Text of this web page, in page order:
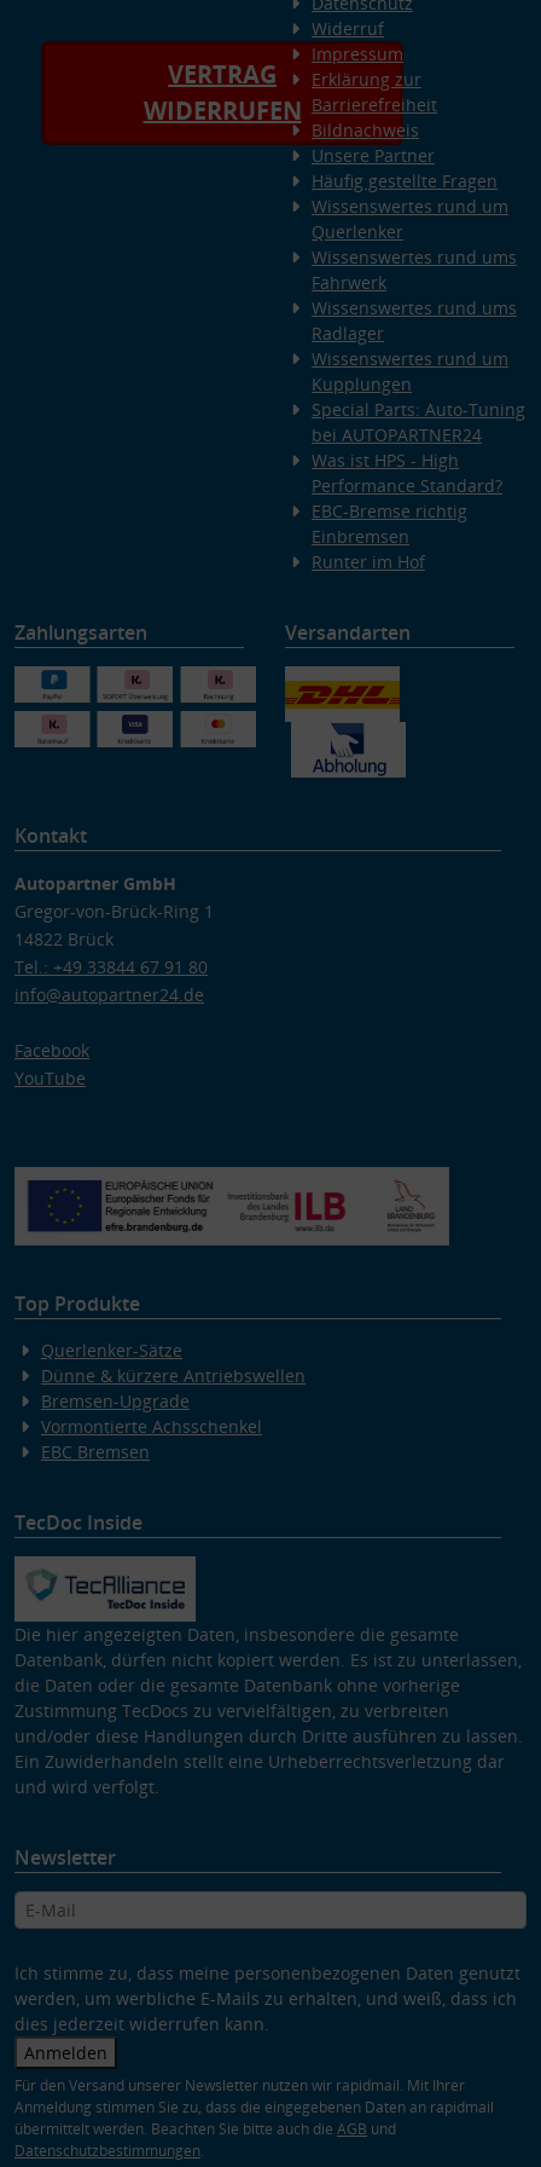
VERTRAG
WIDERRUFEN
Widerruf
Impressum
Erklärung zur
Barrierefreiheit
Bildnachweis
Unsere Partner
Häufig gestellte Fragen
Wissenswertes rund um
Querlenker
Wissenswertes rund ums
Fahrwerk
Wissenswertes rund ums
Radlager
Wissenswertes rund um
Kupplungen
Special Parts: Auto-Tuning
bei AUTOPARTNER24
Was ist HPS - High
Performance Standard?
EBC-Bremse richtig
Einbremsen
Runter im Hof
Zahlungsarten Versandarten
Kontakt
Autopartner GmbH
Gregor-von-Brück-Ring 1
14822 Brück
Tel.: +49 33844 67 91 80
info@autopartner24.de
Facebook
YouTube
Top Produkte
Querlenker-Sätze
Dünne & kürzere Antriebswellen
Bremsen-Upgrade
Vormontierte Achsschenkel
EBC Bremsen
TecDoc Inside
Die hier angezeigten Daten, insbesondere die gesamte
Datenbank, dürfen nicht kopiert werden. Es ist zu unterlassen,
die Daten oder die gesamte Datenbank ohne vorherige
Zustimmung TecDocs zu vervielfältigen, zu verbreiten
und/oder diese Handlungen durch Dritte ausführen zu lassen.
Ein Zuwiderhandeln stellt eine Urheberrechtsverletzung dar
und wird verfolgt.
Newsletter
Ich stimme zu, dass meine personenbezogenen Daten genutzt
werden, um werbliche E-Mails zu erhalten, und weiß, dass ich
dies jederzeit widerrufen kann.
Anmelden
Für den Versand unserer Newsletter nutzen wir rapidmail. Mit Ihrer
Anmeldung stimmen Sie zu, dass die eingegebenen Daten an rapidmail
übermittelt werden. Beachten Sie bitte auch die AGB und
Datenschutzbestimmungen.